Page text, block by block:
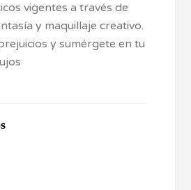
vigentes a través de
y maquillaje creativo.
y sumérgete en tu